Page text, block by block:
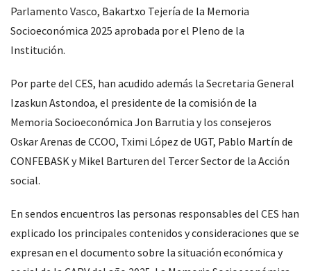
Parlamento Vasco, Bakartxo Tejería de la Memoria
Socioeconómica 2025 aprobada por el Pleno de la
Institución.
Por parte del CES, han acudido además la Secretaria General
Izaskun Astondoa, el presidente de la comisión de la
Memoria Socioeconómica Jon Barrutia y los consejeros
Oskar Arenas de CCOO, Tximi López de UGT, Pablo Martín de
CONFEBASK y Mikel Barturen del Tercer Sector de la Acción
social.
En sendos encuentros las personas responsables del CES han
explicado los principales contenidos y consideraciones que se
expresan en el documento sobre la situación económica y